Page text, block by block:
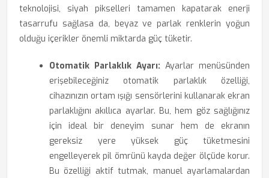
teknolojisi, siyah pikselleri tamamen kapatarak enerji
tasarrufu sağlasa da, beyaz ve parlak renklerin yoğun
olduğu içerikler önemli miktarda güç tüketir.
Otomatik Parlaklık Ayarı: Ayarlar menüsünden
erişebileceğiniz otomatik parlaklık özelliği,
cihazınızın ortam ışığı sensörlerini kullanarak ekran
parlaklığını akıllıca ayarlar. Bu, hem göz sağlığınız
için ideal bir deneyim sunar hem de ekranın
gereksiz yere yüksek güç tüketmesini
engelleyerek pil ömrünü kayda değer ölçüde korur.
Bu özelliği aktif tutmak, manuel ayarlamalardan